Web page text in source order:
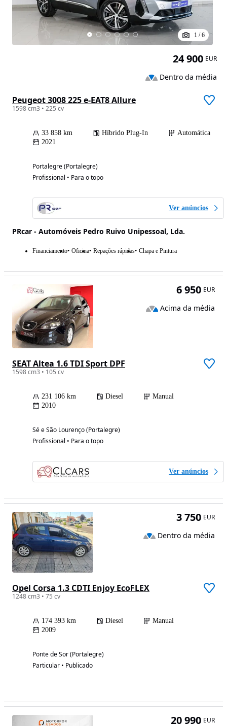
1 /6
Peugeot 3008 225 e-EAT8 Allure
1598 cm3 • 225 cv
33 858 km Híbrido Plug-In
Automática
2021
Portalegre (Portalegre)
Profissional • Para o topo
Ver anúncios
PRcar - Automóveis Pedro Ruivo Unipessoal, Lda.
Financiamento Oficina Repações rápidas Chapa e Pintura
24 900 EUR
Dentro da média
SEAT Altea 1.6 TDI Sport DPF
1598 cm3 • 105 cv
231 106 km Diesel
Manual
2010
Sé e São Lourenço (Portalegre)
Profissional • Para o topo
Ver anúncios
6 950 EUR
Acima da média
Opel Corsa 1.3 CDTI Enjoy EcoFLEX
1248 cm3 • 75 cv
174 393 km Diesel
Manual
2009
Ponte de Sor (Portalegre)
Particular • Publicado
3 750 EUR
Dentro da média
20 990 EUR